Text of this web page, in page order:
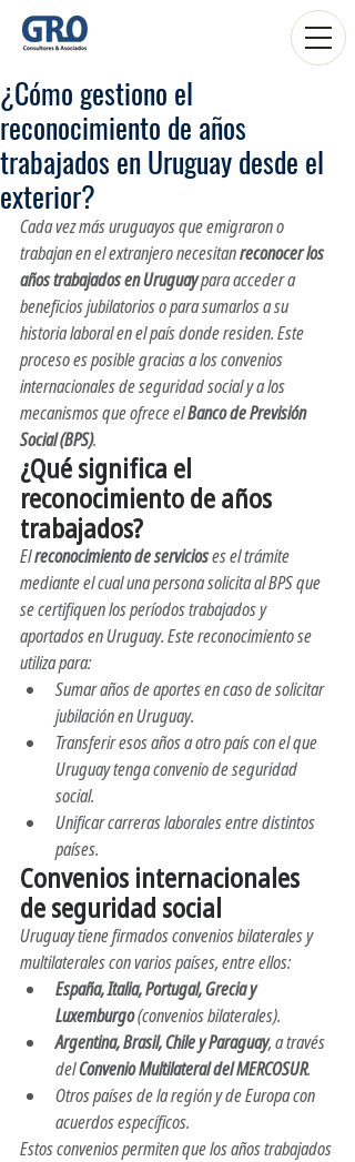
¿Cómo gestiono el
reconocimiento de años
trabajados en Uruguay desde el
exterior?
Cada vez más uruguayos que emigraron o
trabajan en el extranjero necesitan reconocer los
años trabajados en Uruguay para acceder a
beneficios jubilatorios o para sumarlos a su
historia laboral en el país donde residen. Este
proceso es posible gracias a los convenios
internacionales de seguridad social y a los
mecanismos que ofrece el Banco de Previsión
Social (BPS).
¿Qué significa el
reconocimiento de años
trabajados?
El reconocimiento de servicios es el trámite
mediante el cual una persona solicita al BPS que
se certifiquen los períodos trabajados y
aportados en Uruguay. Este reconocimiento se
utiliza para:
Sumar años de aportes en caso de solicitar
jubilación en Uruguay.
Transferir esos años a otro país con el que
Uruguay tenga convenio de seguridad
social.
Unificar carreras laborales entre distintos
países.
Convenios internacionales
de seguridad social
Uruguay tiene firmados convenios bilaterales y
multilaterales con varios países, entre ellos:
España, Italia, Portugal, Grecia y
Luxemburgo (convenios bilaterales).
Argentina, Brasil, Chile y Paraguay, a través
del Convenio Multilateral del MERCOSUR.
Otros países de la región y de Europa con
acuerdos específicos.
Estos convenios permiten que los años trabajados